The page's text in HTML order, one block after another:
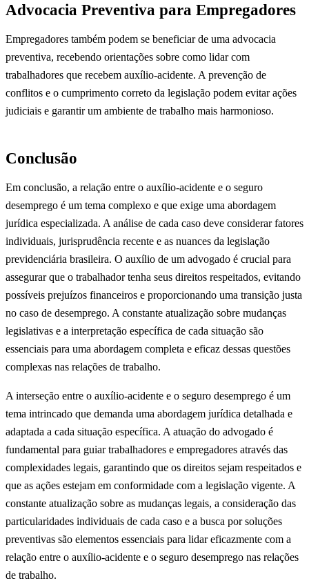
Advocacia Preventiva para Empregadores
Empregadores também podem se beneficiar de uma advocacia
preventiva, recebendo orientações sobre como lidar com
trabalhadores que recebem auxílio-acidente. A prevenção de
conflitos e o cumprimento correto da legislação podem evitar ações
judiciais e garantir um ambiente de trabalho mais harmonioso.
Conclusão
Em conclusão, a relação entre o auxílio-acidente e o seguro
desemprego é um tema complexo e que exige uma abordagem
jurídica especializada. A análise de cada caso deve considerar fatores
individuais, jurisprudência recente e as nuances da legislação
previdenciária brasileira. O auxílio de um advogado é crucial para
assegurar que o trabalhador tenha seus direitos respeitados, evitando
possíveis prejuízos financeiros e proporcionando uma transição justa
no caso de desemprego. A constante atualização sobre mudanças
legislativas e a interpretação específica de cada situação são
essenciais para uma abordagem completa e eficaz dessas questões
complexas nas relações de trabalho.
A interseção entre o auxílio-acidente e o seguro desemprego é um
tema intrincado que demanda uma abordagem jurídica detalhada e
adaptada a cada situação específica. A atuação do advogado é
fundamental para guiar trabalhadores e empregadores através das
complexidades legais, garantindo que os direitos sejam respeitados e
que as ações estejam em conformidade com a legislação vigente. A
constante atualização sobre as mudanças legais, a consideração das
particularidades individuais de cada caso e a busca por soluções
preventivas são elementos essenciais para lidar eficazmente com a
relação entre o auxílio-acidente e o seguro desemprego nas relações
de trabalho.